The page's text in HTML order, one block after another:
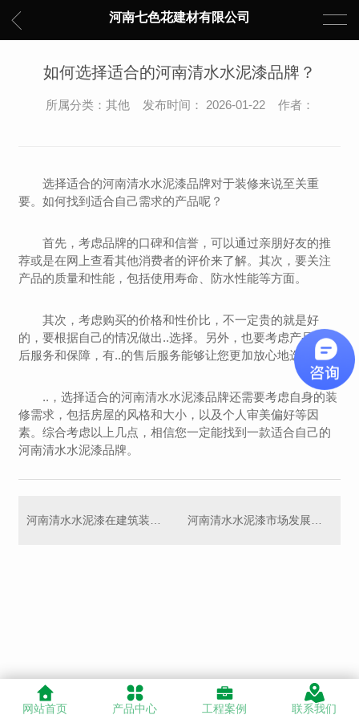
河南七色花建材有限公司
如何选择适合的河南清水水泥漆品牌？
所属分类：其他 发布时间： 2026-01-22 作者：
选择适合的河南清水水泥漆品牌对于装修来说至关重
要。如何找到适合自己需求的产品呢？
首先，考虑品牌的口碑和信誉，可以通过亲朋好友的推
荐或是在网上查看其他消费者的评价来了解。其次，要关注
产品的质量和性能，包括使用寿命、防水性能等方面。
其次，考虑购买的价格和性价比，不一定贵的就是好
的，要根据自己的情况做出..选择。另外，也要考虑产品的售
后服务和保障，有..的售后服务能够让您更加放心地选购。
..，选择适合的河南清水水泥漆品牌还需要考虑自身的装
修需求，包括房屋的风格和大小，以及个人审美偏好等因
素。综合考虑以上几点，相信您一定能找到一款适合自己的
河南清水水泥漆品牌。
网站首页 产品中心 工程案例 联系我们